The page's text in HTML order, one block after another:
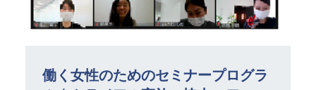
働く女性のためのセミナープログラ